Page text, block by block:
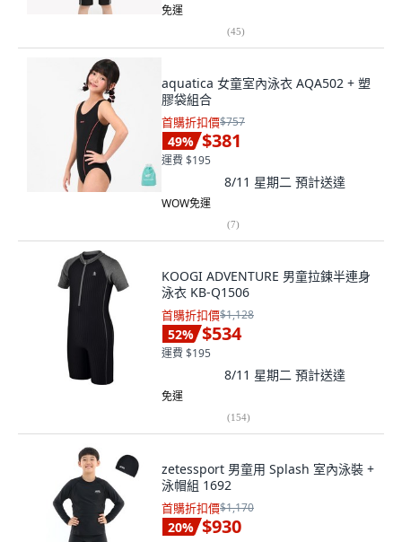
免運
(45)
aquatica 女童室內泳衣 AQA502 + 塑
膠袋組合
首購折扣價$757
49% $381
運費 $195
8/11 星期二 預計送達
WOW免運
(7)
KOOGI ADVENTURE 男童拉鍊半連身
泳衣 KB-Q1506
首購折扣價$1,128
52% $534
運費 $195
8/11 星期二 預計送達
免運
(154)
zetessport 男童用 Splash 室內泳裝 +
泳帽組 1692
首購折扣價$1,170
20% $930